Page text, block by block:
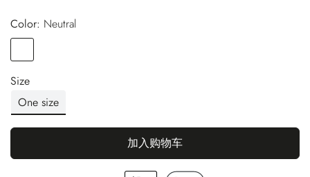
Color:
neutral
Size
One size
加入购物车